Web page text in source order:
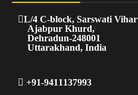
L/4 C-block, Sarswati Vihar
Ajabpur Khurd,
Dehradun-248001
Uttarakhand, India
+91-9411137993